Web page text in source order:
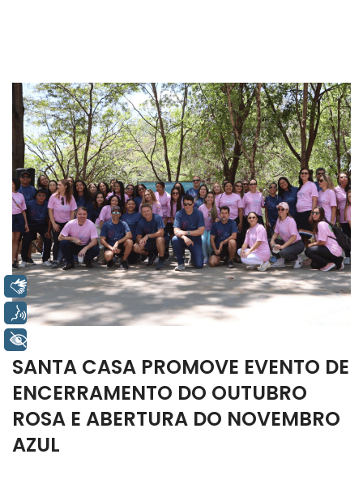
SANTA CASA PROMOVE EVENTO DE
ENCERRAMENTO DO OUTUBRO
ROSA E ABERTURA DO NOVEMBRO
AZUL
Libras
Voz